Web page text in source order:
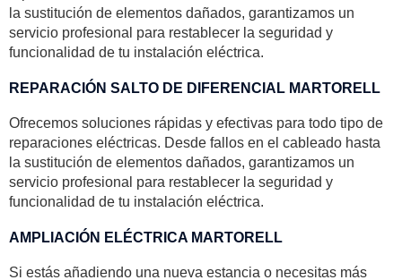
la sustitución de elementos dañados, garantizamos un
servicio profesional para restablecer la seguridad y
funcionalidad de tu instalación eléctrica.
REPARACIÓN SALTO DE DIFERENCIAL MARTORELL
Ofrecemos soluciones rápidas y efectivas para todo tipo de
reparaciones eléctricas. Desde fallos en el cableado hasta
la sustitución de elementos dañados, garantizamos un
servicio profesional para restablecer la seguridad y
funcionalidad de tu instalación eléctrica.
AMPLIACIÓN ELÉCTRICA MARTORELL
Si estás añadiendo una nueva estancia o necesitas más